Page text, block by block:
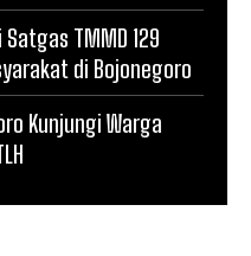
TMMD 129
di Bojonegoro
Kunjungi Warga